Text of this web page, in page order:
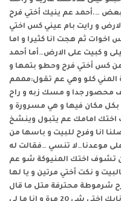
….أحمد عم ينيك أختي فرح
و رايت بام عيني كس اختي
ثم هجت انا كثيرا و اما
و كبيت على الارض…أما أحمد
كس أختي فرح وحطو بتمها و
المني كلو وهي عم تقول:مممم
محصور جدا و مسك زبه و راح
مكان فيها و هي مسرورة و
امامك عم يتبول وينشخ
انا وفرح للبيت و باسها من
موعدنا…لا تنسي …فقالت له
تشوف اختك المنيوكة شو عم
و نكت أختي مرتين و يا لها
شرموطة محترفة متل ما قال